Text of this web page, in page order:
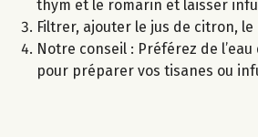
thym et le romarin et laisser
Filtrer, ajouter le jus de citron,
Notre conseil : Préférez de
pour préparer vos tisanes ou